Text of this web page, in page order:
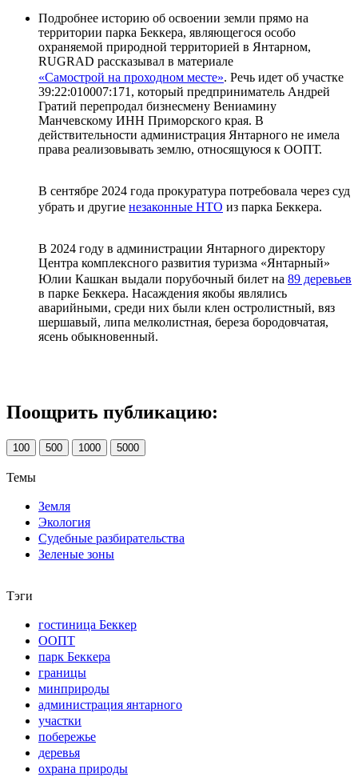
Подробнее историю об освоении земли прямо на
территории парка Беккера, являющегося особо
охраняемой природной территорией в Янтарном,
RUGRAD рассказывал в материале
«Самострой на проходном месте». Речь идет об участке
39:22:010007:171, который предприниматель Андрей
Гратий перепродал бизнесмену Вениамину
Манчевскому ИНН Приморского края. В
действительности администрация Янтарного не имела
права реализовывать землю, относящуюся к ООПТ.
В сентябре 2024 года прокуратура потребовала через суд
убрать и другие незаконные НТО из парка Беккера.
В 2024 году в администрации Янтарного директору
Центра комплексного развития туризма «Янтарный»
Юлии Кашкан выдали порубочный билет на 89 деревьев
в парке Беккера. Насаждения якобы являлись
аварийными, среди них были клен остролистный, вяз
шершавый, липа мелколистная, береза бородовчатая,
ясень обыкновенный.
Поощрить публикацию:
100 500 1000 5000
Темы
Земля
Экология
Судебные разбирательства
Зеленые зоны
Тэги
гостиница Беккер
ООПТ
парк Беккера
границы
минприроды
администрация янтарного
участки
побережье
деревья
охрана природы